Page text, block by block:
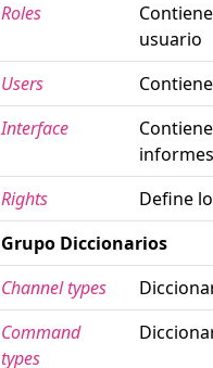
Roles
usuario
Users
Interface
Rights
Define
Grupo Diccionarios
Channel types
Command
types